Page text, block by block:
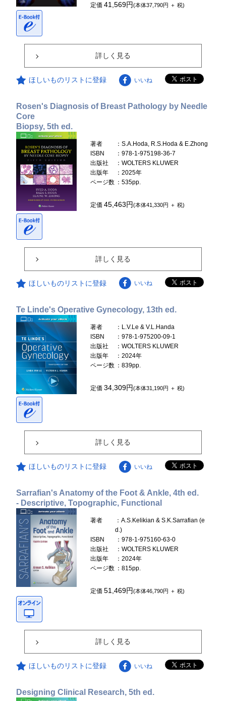
定価41,569円(本体37,790円 ＋ 税)
詳しく見る
ほしいものリストに登録 いいね
Rosen's Diagnosis of Breast Pathology by Needle
Core
Biopsy, 5th ed.
著者
：S.A.Hoda, R.S.Hoda & E.Zhong
ISBN
：978-1-975198-36-7
出版社
：WOLTERS KLUWER
出版年
：2025年
ページ数 ：535pp.
定価45,463円(本体41,330円 ＋ 税)
詳しく見る
ほしいものリストに登録 いいね
Te Linde's Operative Gynecology, 13th ed.
著者
：L.V.Le & V.L.Handa
ISBN
：978-1-975200-09-1
出版社
：WOLTERS KLUWER
出版年
：2024年
ページ数 ：839pp.
定価34,309円(本体31,190円 ＋ 税)
詳しく見る
ほしいものリストに登録 いいね
Sarrafian's Anatomy of the Foot & Ankle, 4th ed.
- Descriptive, Topographic, Functional
著者
：A.S.Kelikian & S.K.Sarrafian (e
d.)
ISBN
：978-1-975160-63-0
出版社
：WOLTERS KLUWER
出版年
：2024年
ページ数 ：815pp.
定価51,469円(本体46,790円 ＋ 税)
詳しく見る
ほしいものリストに登録 いいね
Designing Clinical Research, 5th ed.